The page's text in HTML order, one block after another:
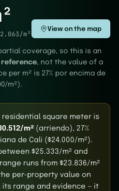
m²
View on the map
coverage, so this is an
, not the value of a
per m² is 27% por encima de
m²).
residential square meter is
m² (arriendo), 27%
de Cali ($24.000/m²).
$25.333/m² and
runs from $23.836/m²
per-property value on
range and evidence — it